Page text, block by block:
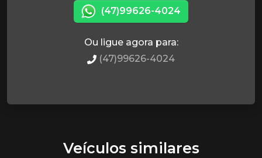
(47)99626-4024
Ou ligue agora para:
(47)99626-4024
Veículos similares